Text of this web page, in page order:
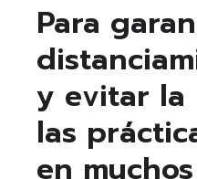
Para
y evitar la
las
en